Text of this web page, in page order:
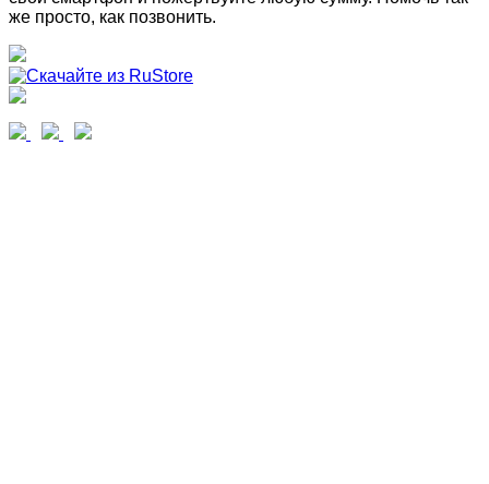
же просто, как позвонить.